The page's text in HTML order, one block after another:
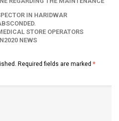
IN HARIDWAR
STORE OPERATORS
NEWS
Required fields are marked *